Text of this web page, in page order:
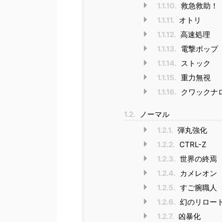
1.1.10. 救急救助！
1.1.11. オトリ
1.1.12. 高速処理
1.1.13. 電撃ポップ
1.1.14. ストック
1.1.15. 重力無視
1.1.16. クワックナ
1.2.
ノーマル
1.2.1. 弾丸強化
1.2.2. CTRL-Z
1.2.3. 世界の終焉
1.2.4.
カメレオン
1.2.5. すご腕職人
1.2.6. 幻のリロー
1.2.7. 凶暴化